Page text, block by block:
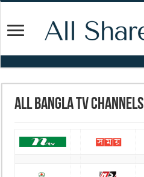
All Bangla TV Channels